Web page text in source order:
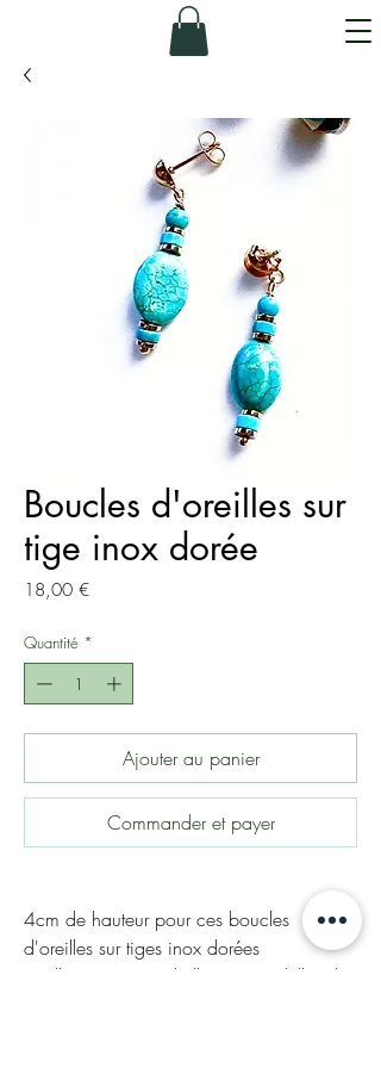
Boucles d'oreilles sur
tige inox dorée
18,00 €Prix
Quantité *
Ajouter au panier
Commander et payer
4cm de hauteur pour ces boucles
d'oreilles sur tiges inox dorées
anallergiques. Médaillons et rondelles de